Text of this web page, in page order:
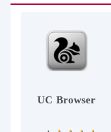
UC Browser